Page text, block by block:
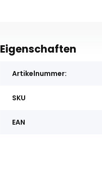
Eigenschaften
Artikelnummer:
SKU
EAN